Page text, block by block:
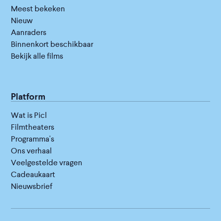
Meest bekeken
Nieuw
Aanraders
Binnenkort beschikbaar
Bekijk alle films
Platform
Wat is Picl
Filmtheaters
Programma's
Ons verhaal
Veelgestelde vragen
Cadeaukaart
Nieuwsbrief